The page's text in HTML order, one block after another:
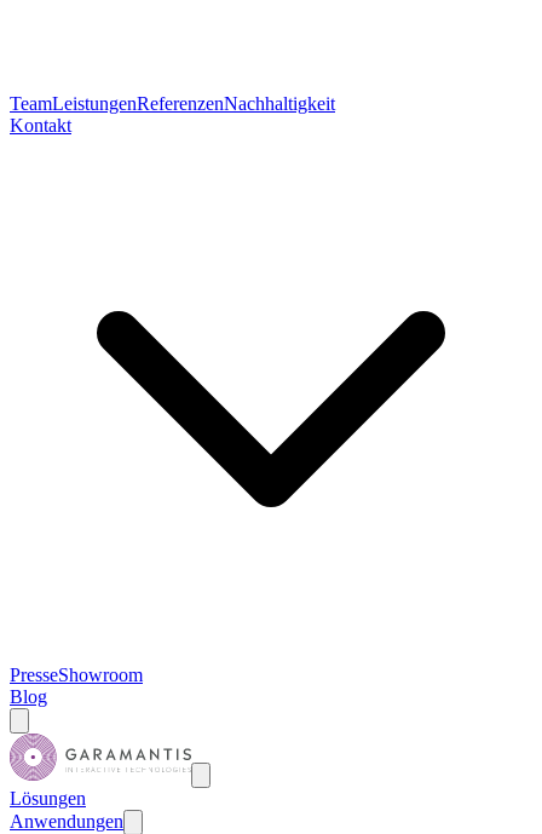
TeamLeistungenReferenzenNachhaltigkeit
Kontakt
PresseShowroom
Blog
Lösungen
Anwendungen